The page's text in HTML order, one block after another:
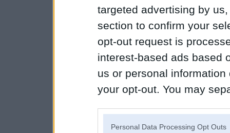
targeted advertising by
section to confirm your
opt-out request is
interest-based ads based
us or personal
your opt-out. You may
Personal Data Processing Opt Outs